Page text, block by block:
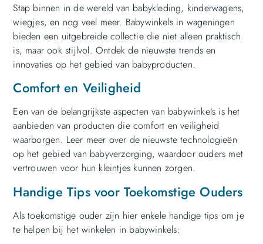
Stap binnen in de wereld van babykleding, kinderwagens,
wiegjes, en nog veel meer. Babywinkels in wageningen
bieden een uitgebreide collectie die niet alleen praktisch
is, maar ook stijlvol. Ontdek de nieuwste trends en
innovaties op het gebied van babyproducten.
Comfort en Veiligheid
Een van de belangrijkste aspecten van babywinkels is het
aanbieden van producten die comfort en veiligheid
waarborgen. Leer meer over de nieuwste technologieën
op het gebied van babyverzorging, waardoor ouders met
vertrouwen voor hun kleintjes kunnen zorgen.
Handige Tips voor Toekomstige Ouders
Als toekomstige ouder zijn hier enkele handige tips om je
te helpen bij het winkelen in babywinkels: